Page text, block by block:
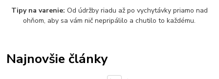
Tipy na varenie: Od údržby riadu až po vychytávky priamo nad
ohňom, aby sa vám nič nepripálilo a chutilo to každému.
Najnovšie články